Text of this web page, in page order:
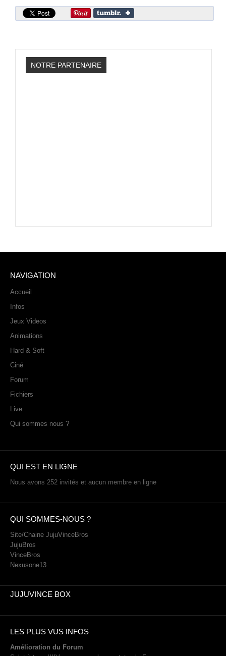
Animations Sprites
Divers Stop Motions
Review Figurines
Réalisations 3D
NOTRE PARTENAIRE
NAVIGATION
Accueil
Infos
Jeux Videos
Animations
Hard & Soft
Ciné
Forum
Fichiers
Live
Qui sommes nous ?
QUI EST EN LIGNE
Nous avons 252 invités et aucun membre en ligne
QUI SOMMES-NOUS ?
Site/Chaine JujuVinceBros
JujuBros
VinceBros
Nexusone13
JUJUVINCE BOX
LES PLUS VUS INFOS
Amélioration du Forum